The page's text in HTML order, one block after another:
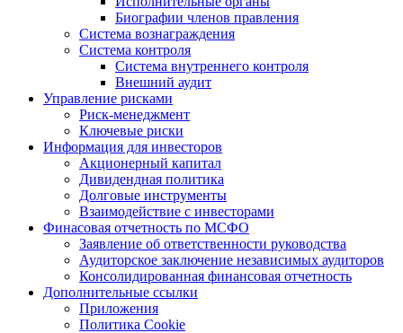
Биографии членов правления
Система вознаграждения
Система контроля
Система внутреннего контроля
Внешний аудит
Управление рисками
Риск-менеджмент
Ключевые риски
Информация для инвесторов
Акционерный капитал
Дивидендная политика
Долговые инструменты
Взаимодействие с инвеcторами
Финасовая отчетность по МСФО
Заявление об ответственности руководства
Аудиторское заключение независимых аудиторов
Консолидированная финансовая отчетность
Дополнительные ссылки
Приложения
Политика Cookie